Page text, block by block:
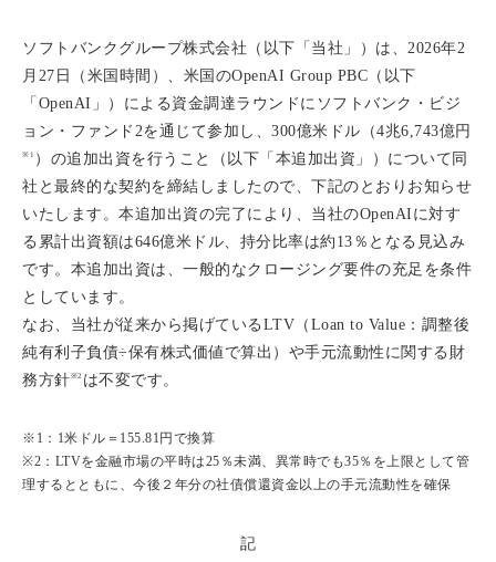
ソフトバンクグループ株式会社（以下「当社」）は、2026年2
月27日（米国時間）、米国のOpenAI Group PBC（以下
「OpenAI」）による資金調達ラウンドにソフトバンク・ビジ
ョン・ファンド2を通じて参加し、300億米ドル（4兆6,743億円
※1 ）の追加出資を行うこと（以下「本追加出資」）について同
社と最終的な契約を締結しましたので、下記のとおりお知らせ
いたします。本追加出資の完了により、当社のOpenAIに対す
る累計出資額は646億米ドル、持分比率は約13％となる見込み
です。本追加出資は、一般的なクロージング要件の充足を条件
としています。
なお、当社が従来から掲げているLTV（Loan to Value：調整後
純有利子負債÷保有株式価値で算出）や手元流動性に関する財
務方針※2 は不変です。
※1：1米ドル＝155.81円で換算
※2：LTVを金融市場の平時は25％未満、異常時でも35％を上限として管
理するとともに、今後２年分の社債償還資金以上の手元流動性を確保
記